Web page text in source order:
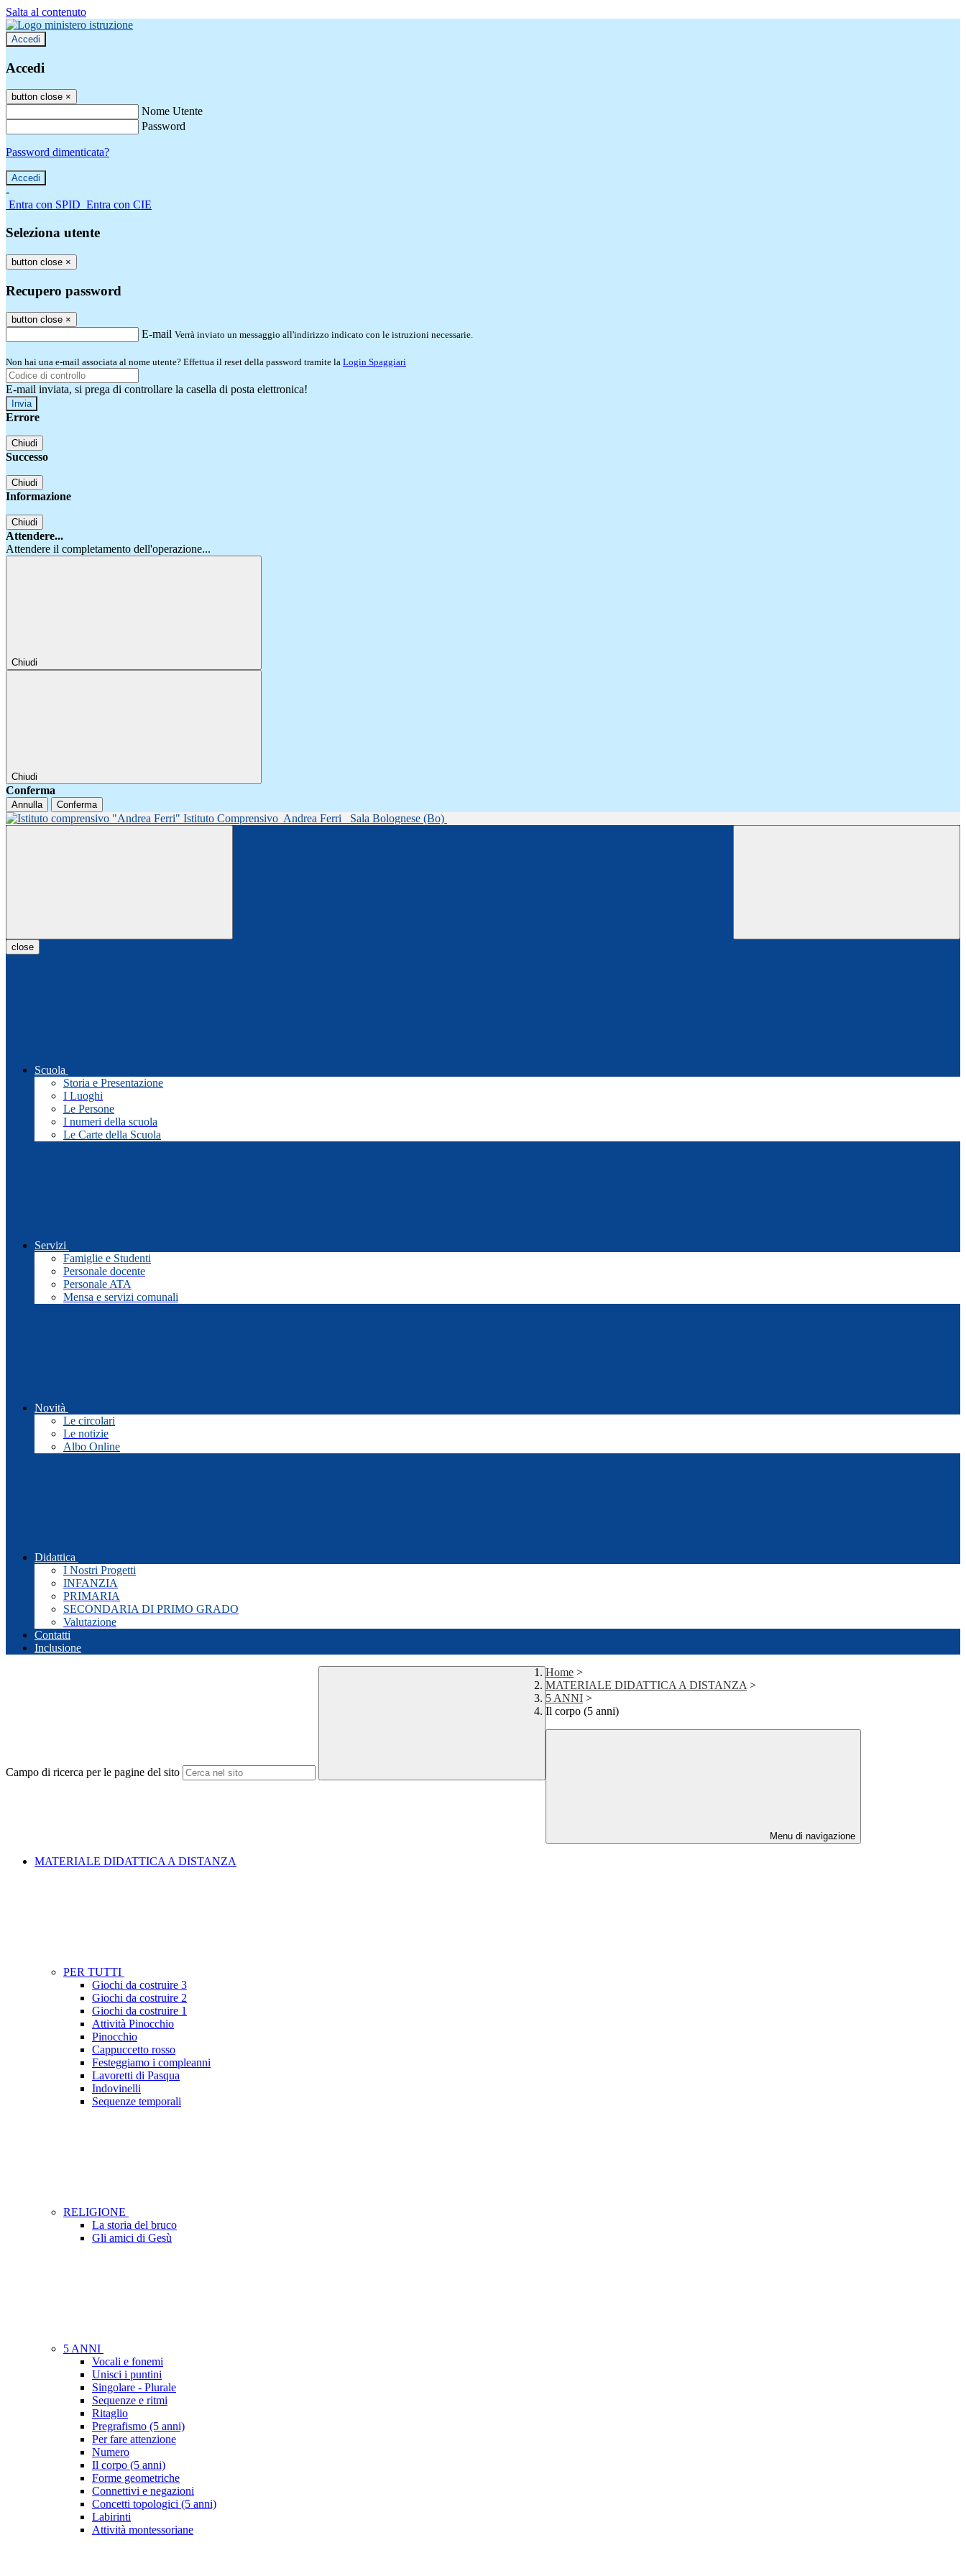
Salta al contenuto
Accedi
Accedi
button close ×
Nome Utente
Password
Password dimenticata?
-
Entra con SPID Entra con CIE
Seleziona utente
button close ×
Recupero password
button close ×
E-mail Verrà inviato un messaggio all'indirizzo indicato con le istruzioni necessarie.
Non hai una e-mail associata al nome utente? Effettua il reset della password tramite la Login Spaggiari
E-mail inviata, si prega di controllare la casella di posta elettronica!
Errore
Chiudi
Successo
Chiudi
Informazione
Chiudi
Attendere...
Attendere il completamento dell'operazione...
Chiudi
Chiudi
Conferma
Annulla Conferma
Istituto Comprensivo Andrea Ferri Sala Bolognese (Bo)
close
Scuola
Storia e Presentazione
I Luoghi
Le Persone
I numeri della scuola
Le Carte della Scuola
Servizi
Famiglie e Studenti
Personale docente
Personale ATA
Mensa e servizi comunali
Novità
Le circolari
Le notizie
Albo Online
Didattica
I Nostri Progetti
INFANZIA
PRIMARIA
SECONDARIA DI PRIMO GRADO
Valutazione
Contatti
Inclusione
Campo di ricerca per le pagine del sito
Home >
MATERIALE DIDATTICA A DISTANZA >
5 ANNI >
Il corpo (5 anni)
Menu di navigazione
MATERIALE DIDATTICA A DISTANZA
PER TUTTI
Giochi da costruire 3
Giochi da costruire 2
Giochi da costruire 1
Attività Pinocchio
Pinocchio
Cappuccetto rosso
Festeggiamo i compleanni
Lavoretti di Pasqua
Indovinelli
Sequenze temporali
RELIGIONE
La storia del bruco
Gli amici di Gesù
5 ANNI
Vocali e fonemi
Unisci i puntini
Singolare - Plurale
Sequenze e ritmi
Ritaglio
Pregrafismo (5 anni)
Per fare attenzione
Numero
Il corpo (5 anni)
Forme geometriche
Connettivi e negazioni
Concetti topologici (5 anni)
Labirinti
Attività montessoriane